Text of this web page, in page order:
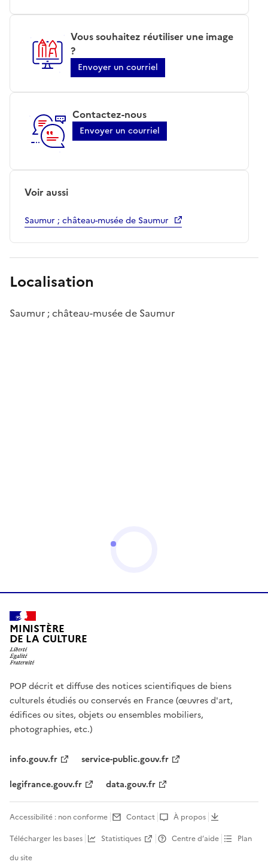
Vous souhaitez réutiliser une image
?
Envoyer un courriel
Contactez-nous
Envoyer un courriel
Voir aussi
Saumur ; château-musée de Saumur
Localisation
Saumur ; château-musée de Saumur
MINISTÈRE
DE LA CULTURE
POP décrit et diffuse des notices scientifiques de biens
culturels étudiés ou conservés en France (œuvres d'art,
édifices ou sites, objets ou ensembles mobiliers,
photographies, etc.)
info.gouv.fr
service-public.gouv.fr
legifrance.gouv.fr
data.gouv.fr
Accessibilité : non conforme Contact
À propos
Télécharger les bases
Statistiques Centre d’aide
Plan
du site